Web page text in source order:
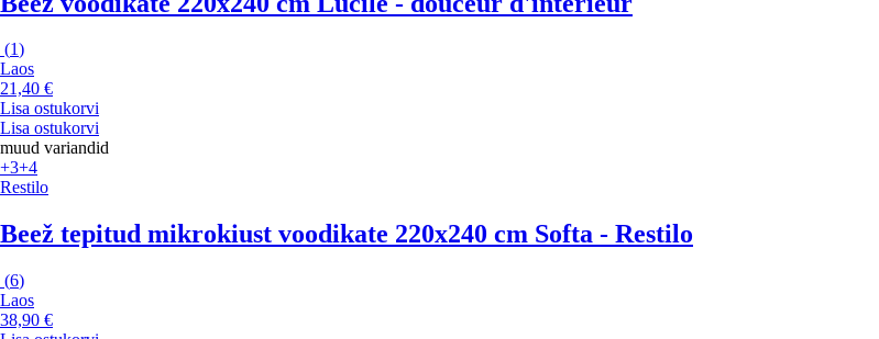
(1)
Laos
21,40 €
Lisa ostukorvi
Lisa ostukorvi
muud variandid
+3+4
Restilo
Beež tepitud mikrokiust voodikate 220x240 cm Softa - Restilo
(6)
Laos
38,90 €